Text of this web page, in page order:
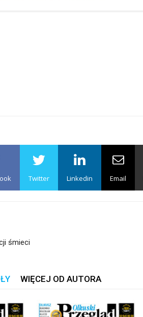
Twitter Linkedin Email
śmieci
WIĘCEJ OD AUTORA